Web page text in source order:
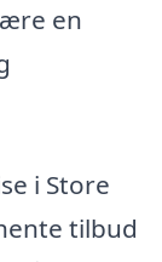
en
i Store
tilbud